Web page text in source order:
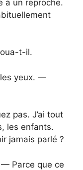
à un reproche.
t-il.
yeux. —
pas. J’ai tout
les enfants.
jamais parlé ?
Parce que ce